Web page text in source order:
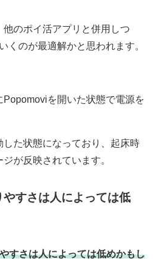
のポイ活アプリと併用しつ
くのが最適解かと思われます。
を開いた状態で電源を
した状態になっており、起床時
が反映されています。
すさは人によっては低
すさは人によっては低めかもし